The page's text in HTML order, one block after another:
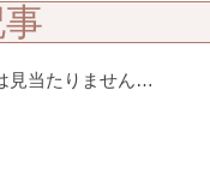
見当たりません…